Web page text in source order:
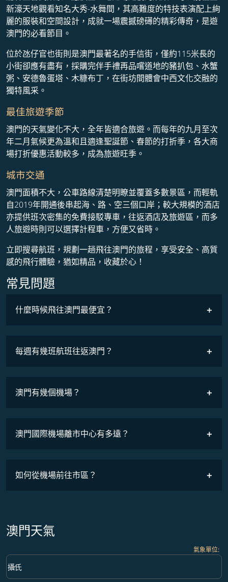
新濠天地觀看知名大秀-水舞間，其高難度的特技表演配上絢
麗的服裝和空間設計，成就一場震撼磅礡的精彩傳奇，是遊
澳門的必看節目。
位於氹仔官也街則是澳門最著名的手信街，僅約115米長的
小街卻應有盡有，採購完伴手禮再品嚐道地的豬扒包、水蟹
粥、安德魯蛋塔、木糠布丁，在街坊間體會中西文化交融的
獨特風采。
最佳旅遊季節
澳門的天氣變化不大，全年皆適合旅遊。而每年的九月至次
年二月氣候更為溫和且適逢聖誕節、春節的打折季，各大商
場打折優惠活動較多，成為旅遊旺季。
城市交通
澳門面積不大，公車路線清楚明瞭並覆蓋多數景區，而輕軌
自2019年開通後串起海、路、空三個口岸；較大規模的酒店
亦提供班次密集的免費接駁專車，往返酒店及旅遊區，而多
人旅遊時則可以選擇計程車，方便又省時。
立即搜尋航班，規劃一趟飛往澳門的旅程，享受安全、高質
感的飛行體驗，猶如精品，收藏於心！
常見問題
什麼時候飛往澳門最便宜？
COSMILE會員
每週有幾班航班往返澳門？
澳門有幾個機場？
澳門國際機場離市中心有多遠？
如何從機場前往市區？
澳門天氣
氣象單位:
Weather unit option 攝氏 Selected
攝氏
keyboard_arrow_down